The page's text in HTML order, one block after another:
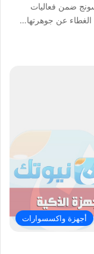
ضمن فعاليات
أجهزة واكسسوارات